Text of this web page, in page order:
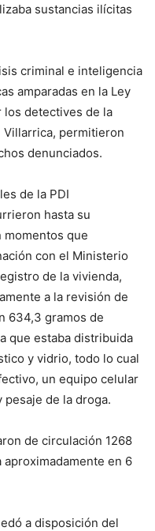
sustancias ilícitas
criminal e inteligencia
amparadas en la Ley
los detectives de la
Villarrica, permitieron
denunciados.
de la PDI
hasta su
que
con el Ministerio
de la vivienda,
a la revisión de
634,3 gramos de
que estaba distribuida
y vidrio, todo lo cual
un equipo celular
de la droga.
de circulación 1268
aproximadamente en 6
a disposición del